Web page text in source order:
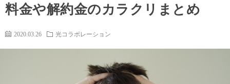
料金や解約金のカラクリまとめ
2020.03.26 光コラボレーション